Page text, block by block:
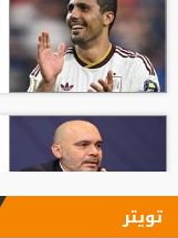
تويتر